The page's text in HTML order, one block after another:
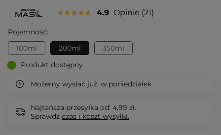
4.9 Opinie 21
Pojemność:
100ml
200ml
350ml
Produkt dostępny
Możemy wysłać już: w poniedziałek
Najtańsza przesyłka od: 4,99 zł.
Sprawdź czas i koszt wysyłki.